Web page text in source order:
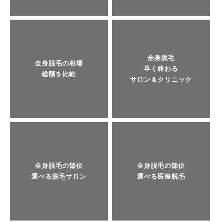
全身脱毛の相場
総額を比較
全身脱毛
早く終わる
サロン＆クリニック
全身脱毛の部位
選べる脱毛サロン
全身脱毛の部位
選べる医療脱毛